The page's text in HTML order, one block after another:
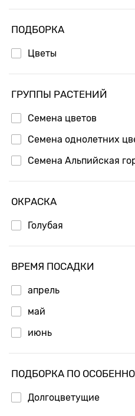
ПОДБОРКА
Цветы
ГРУППЫ РАСТЕНИЙ
Семена цветов
Семена однолетних
Семена Альпийская
ОКРАСКА
Голубая
ВРЕМЯ ПОСАДКИ
апрель
май
июнь
ПОДБОРКА ПО
Долгоцветущие